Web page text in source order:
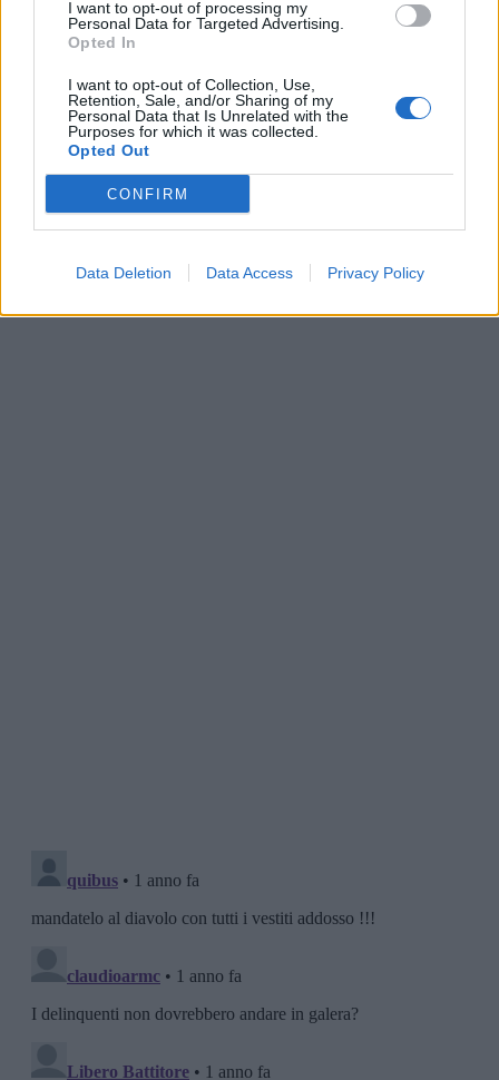
I want to opt-out of processing my
Personal Data for Targeted Advertising.
Opted In
I want to opt-out of Collection, Use,
Retention, Sale, and/or Sharing of my
Personal Data that Is Unrelated with the
Purposes for which it was collected.
Opted Out
CONFIRM
Data Deletion Data Access Privacy Policy
nulla a che fare con l’amministrazione, ma
che in virtù della Severino ha portato alla
decadenza. Chiediamo lo stesso trattamento
per il sindaco, se non ha la correttezza di
dimettersi da solo». Trifoli, che nei prossimi
giorni renderà ufficiale la battaglia a carte
bollate, fa appello alla Prefettura: «Noi
seguiamo il modello contro l’immigrazione
clandestina che sta portando avanti il
Dunque si proceda rapidamente alla formale